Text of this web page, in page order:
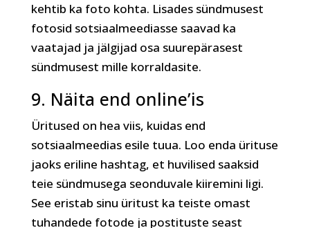
kehtib ka foto kohta. Lisades sündmusest
fotosid sotsiaalmeediasse saavad ka
vaatajad ja jälgijad osa suurepärasest
sündmusest mille korraldasite.
9. Näita end online’is
Üritused on hea viis, kuidas end
sotsiaalmeedias esile tuua. Loo enda ürituse
jaoks eriline hashtag, et huvilised saaksid
teie sündmusega seonduvale kiiremini ligi.
See eristab sinu üritust ka teiste omast
tuhandede fotode ja postituste seast